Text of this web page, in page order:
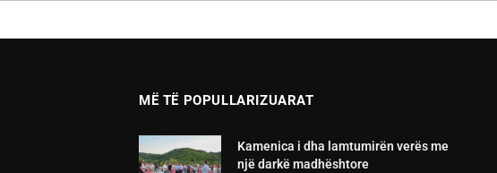
MË TË POPULLARIZUARAT
Kamenica i dha lamtumirën verës me
një darkë madhështore